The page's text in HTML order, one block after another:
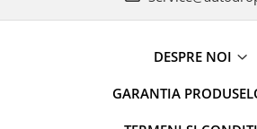
DESPRE NOI
GARANTIA